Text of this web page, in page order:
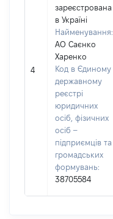
4
зареєстрована
в Україні
Найменування:
АО Саєнко
Харенко
Код в Єдиному
державному
реєстрі
юридичних
осіб, фізичних
осіб –
підприємців та
громадських
формувань:
38705584